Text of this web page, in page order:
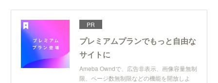
PR
プレミアムプランでもっと自由な
サイトに
Ameba Owndで、広告非表示、画像容量無制
限、ページ数無制限などの機能を開放しよ